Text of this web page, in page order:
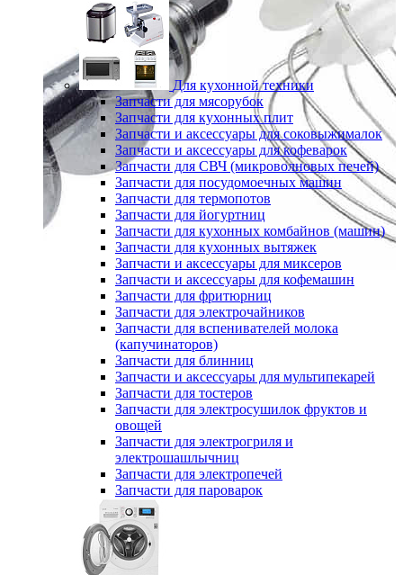
Для кухонной техники
Запчасти для мясорубок
Запчасти для кухонных плит
Запчасти и аксессуары для соковыжималок
Запчасти и аксессуары для кофеварок
Запчасти для СВЧ (микроволновых печей)
Запчасти для посудомоечных машин
Запчасти для термопотов
Запчасти для йогуртниц
Запчасти для кухонных комбайнов (машин)
Запчасти для кухонных вытяжек
Запчасти и аксессуары для миксеров
Запчасти и аксессуары для кофемашин
Запчасти для фритюрниц
Запчасти для электрочайников
Запчасти для вспенивателей молока
(капучинаторов)
Запчасти для блинниц
Запчасти и аксессуары для мультипекарей
Запчасти для тостеров
Запчасти для электросушилок фруктов и
овощей
Запчасти для электрогриля и
электрошашлычниц
Запчасти для электропечей
Запчасти для пароварок